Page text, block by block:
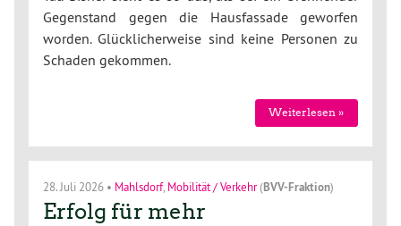
Gegenstand gegen die Hausfassade geworfen
worden. Glücklicherweise sind keine Personen zu
Schaden gekommen.
Weiterlesen »
28. Juli 2026 • Mahlsdorf, Mobilität / Verkehr(BVV-Fraktion)
Erfolg für mehr